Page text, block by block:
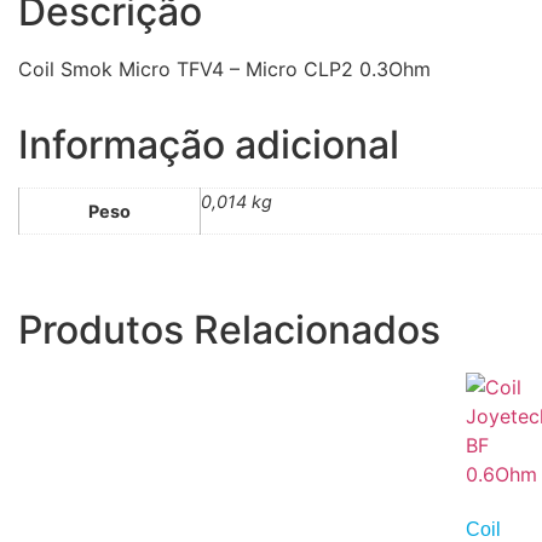
Descrição
Coil Smok Micro TFV4 – Micro CLP2 0.3Ohm
Informação adicional
Peso 0,014 kg
Produtos Relacionados
Coil